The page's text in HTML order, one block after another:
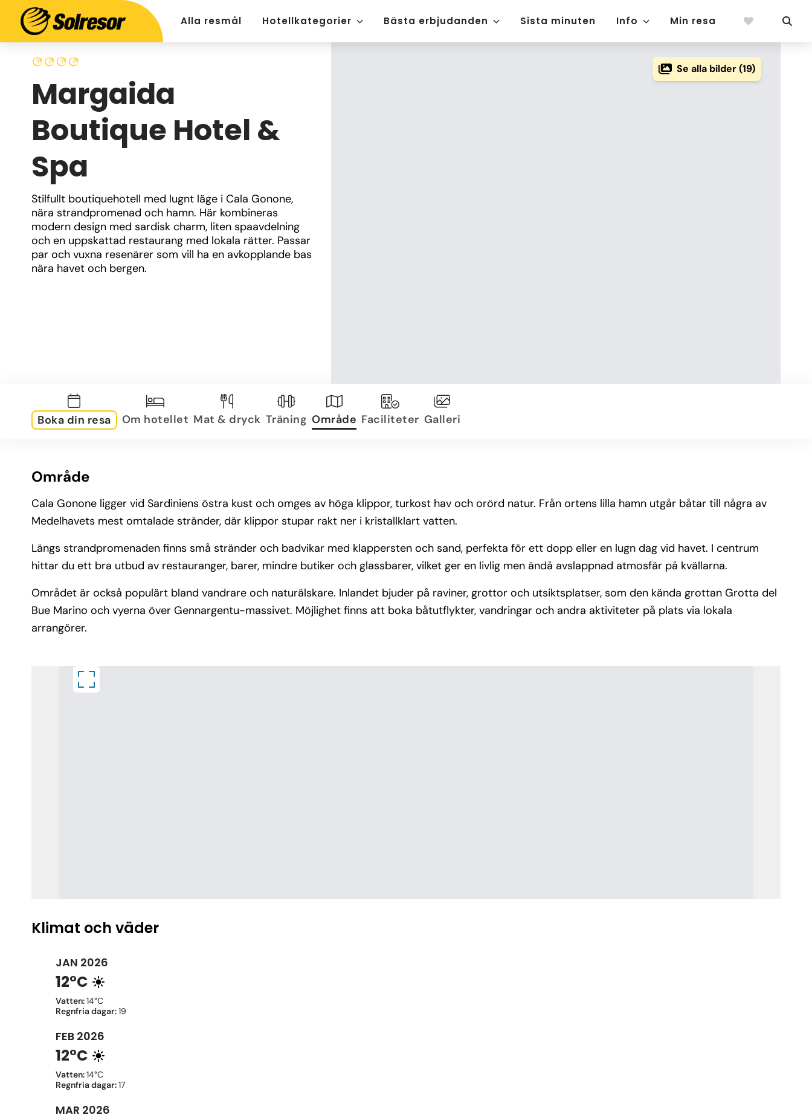
Alla resmål Hotellkategorier Bästa erbjudanden Sista minuten Info Min resa
Margaida
Boutique Hotel &
Spa
Stilfullt boutiquehotell med lugnt läge i Cala Gonone,
nära strandpromenad och hamn. Här kombineras
modern design med sardisk charm, liten spaavdelning
och en uppskattad restaurang med lokala rätter. Passar
par och vuxna resenärer som vill ha en avkopplande bas
nära havet och bergen.
Se alla bilder (19)
Boka din resa Om hotellet Mat & dryck Träning Område Faciliteter Galleri
Område
Cala Gonone ligger vid Sardiniens östra kust och omges av höga klippor, turkost hav och orörd natur. Från ortens lilla hamn utgår båtar till några av
Medelhavets mest omtalade stränder, där klippor stupar rakt ner i kristallklart vatten.
Längs strandpromenaden finns små stränder och badvikar med klappersten och sand, perfekta för ett dopp eller en lugn dag vid havet. I centrum
hittar du ett bra utbud av restauranger, barer, mindre butiker och glassbarer, vilket ger en livlig men ändå avslappnad atmosfär på kvällarna.
Området är också populärt bland vandrare och naturälskare. Inlandet bjuder på raviner, grottor och utsiktsplatser, som den kända grottan Grotta del
Bue Marino och vyerna över Gennargentu-massivet. Möjlighet finns att boka båtutflykter, vandringar och andra aktiviteter på plats via lokala
arrangörer.
Klimat och väder
JAN 2026
12°C
Vatten:14°C
Regnfria dagar:19
FEB 2026
12°C
Vatten:14°C
Regnfria dagar:17
MAR 2026